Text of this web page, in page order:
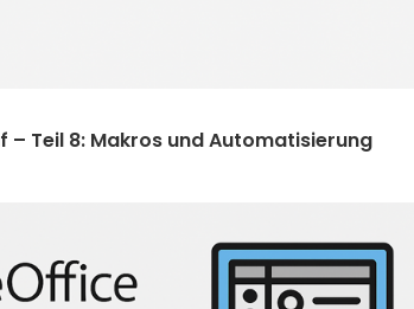
– Teil 8: Makros und Automatisierung